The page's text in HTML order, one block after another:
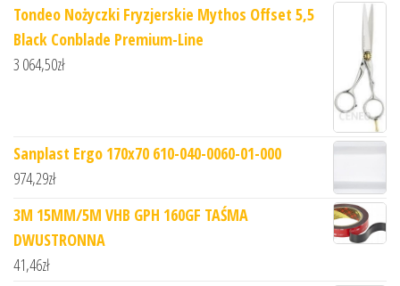
Tondeo Nożyczki Fryzjerskie Mythos Offset 5,5
Black Conblade Premium-Line
3 064,50zł
Sanplast Ergo 170x70 610-040-0060-01-000
974,29zł
3M 15MM/5M VHB GPH 160GF TAŚMA
DWUSTRONNA
41,46zł